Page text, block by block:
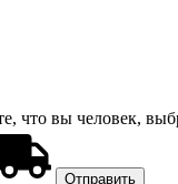
что вы человек,